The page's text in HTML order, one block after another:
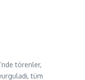
törenler,
tüm